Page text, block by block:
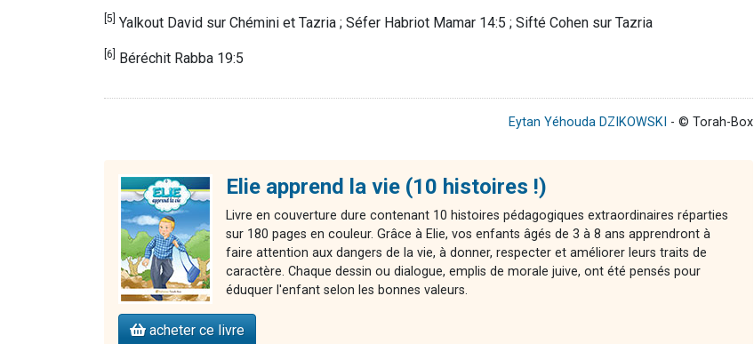
[5] Yalkout David sur Chémini et Tazria ; Séfer Habriot Mamar 14:5 ; Sifté Cohen sur Tazria
[6] Béréchit Rabba 19:5
Eytan Yéhouda DZIKOWSKI - © Torah-Box
Elie apprend la vie (10 histoires !)
Livre en couverture dure contenant 10 histoires pédagogiques extraordinaires réparties
sur 180 pages en couleur. Grâce à Elie, vos enfants âgés de 3 à 8 ans apprendront à
faire attention aux dangers de la vie, à donner, respecter et améliorer leurs traits de
caractère. Chaque dessin ou dialogue, emplis de morale juive, ont été pensés pour
éduquer l'enfant selon les bonnes valeurs.
acheter ce livre